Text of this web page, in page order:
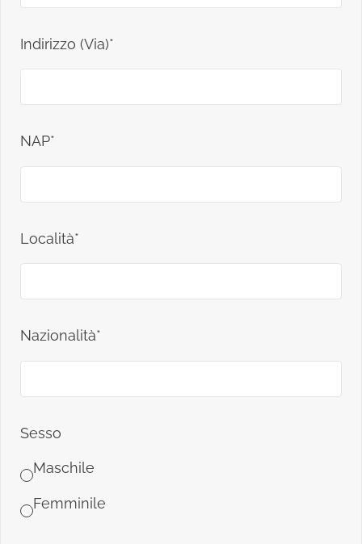
Indirizzo (Via)*
NAP*
Località*
Nazionalità*
Sesso
Maschile
Femminile